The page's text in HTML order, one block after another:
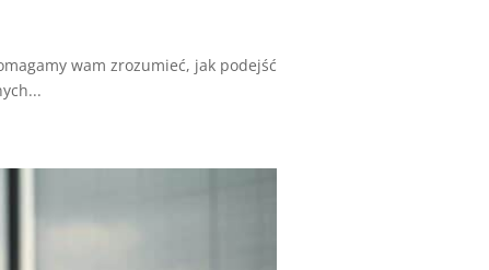
wam zrozumieć, jak podejść